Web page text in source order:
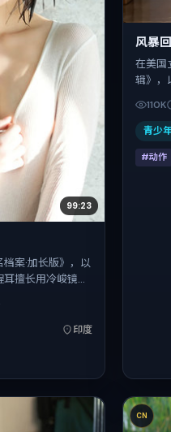
99:23
案·加长版》，以
擅长用冷峻镜头
时间：2019-
关注现实质感与类
印度
风暴
在美国
辑》，
孔刘的
03-
110K
青少
#动作
CN